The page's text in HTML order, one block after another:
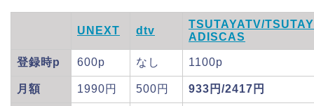
UNEXT dtv
TSUTAYATV/TSUTAY
ADISCAS
登録時p 600p なし 1100p
月額 1990円 500円 933円/2417円